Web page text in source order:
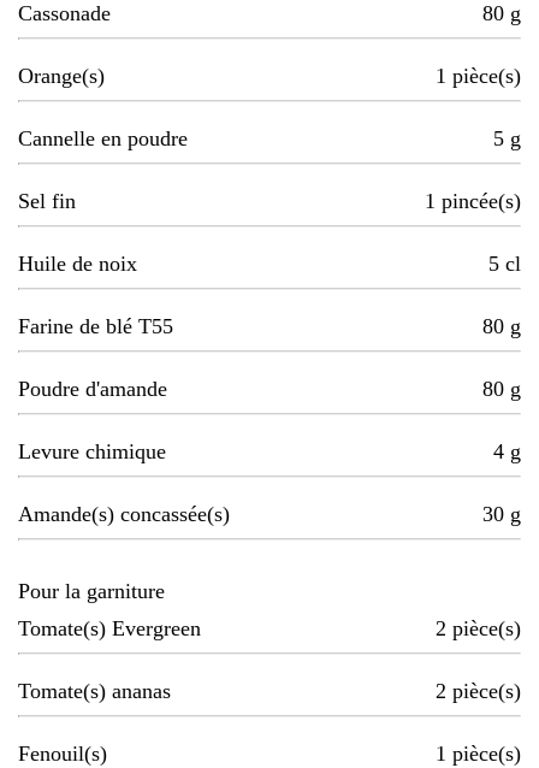
Cassonade 80 g
Orange(s) 1 pièce(s)
Cannelle en poudre 5 g
Sel fin 1 pincée(s)
Huile de noix 5 cl
Farine de blé T55 80 g
Poudre d'amande 80 g
Levure chimique 4 g
Amande(s) concassée(s) 30 g
Pour la garniture
Tomate(s) Evergreen
2 pièce(s)
Tomate(s) ananas 2 pièce(s)
Fenouil(s) 1 pièce(s)